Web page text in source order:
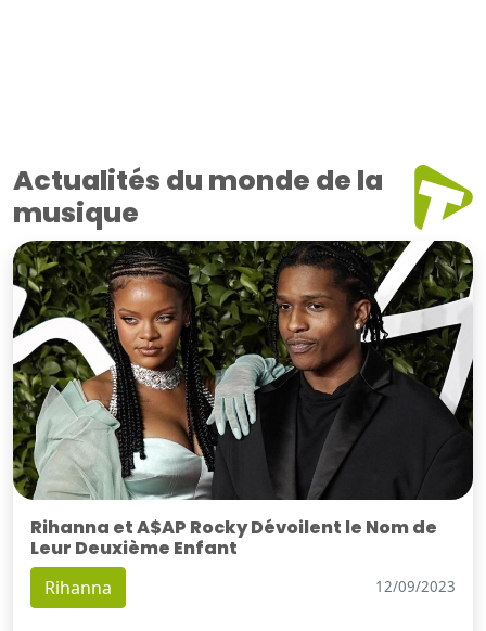
Actualités du monde de la
musique
Rihanna et A$AP Rocky Dévoilent le Nom de
Leur Deuxième Enfant
Rihanna 12/09/2023